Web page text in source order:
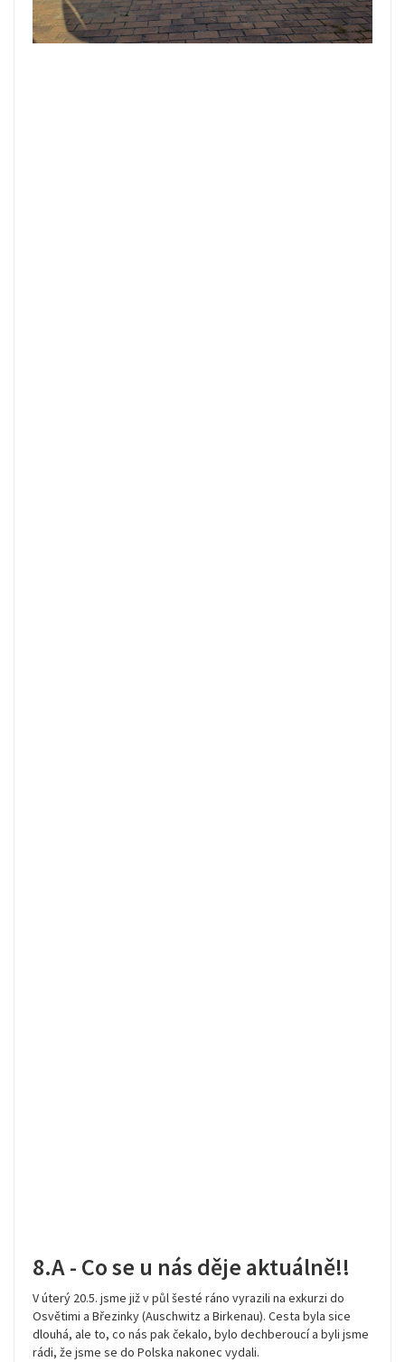
8.A - Co se u nás děje aktuálně!!
V úterý 20.5. jsme již v půl šesté ráno vyrazili na exkurzi do
Osvětimi a Březinky (Auschwitz a Birkenau). Cesta byla sice
dlouhá, ale to, co nás pak čekalo, bylo dechberoucí a byli jsme
rádi, že jsme se do Polska nakonec vydali.